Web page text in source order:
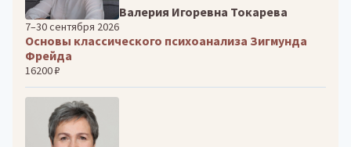
Валерия Игоревна Токарева
7–30 сентября 2026
Основы классического психоанализа Зигмунда
Фрейда
16200 ₽